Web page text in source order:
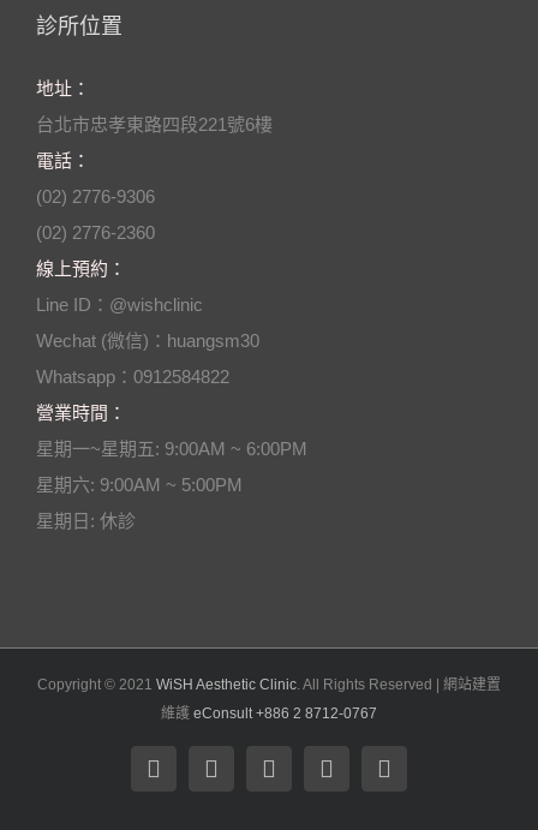
診所位置
地址：
台北市忠孝東路四段221號6樓
電話：
(02) 2776-9306
(02) 2776-2360
線上預約：
Line ID：@wishclinic
Wechat (微信)：huangsm30
Whatsapp：0912584822
營業時間：
星期一~星期五: 9:00AM ~ 6:00PM
星期六: 9:00AM ~ 5:00PM
星期日: 休診
Copyright © 2021 WiSH Aesthetic Clinic. All Rights Reserved | 網站建置
維護 eConsult +886 2 8712-0767
FacebookInstagramTwitter YouTube